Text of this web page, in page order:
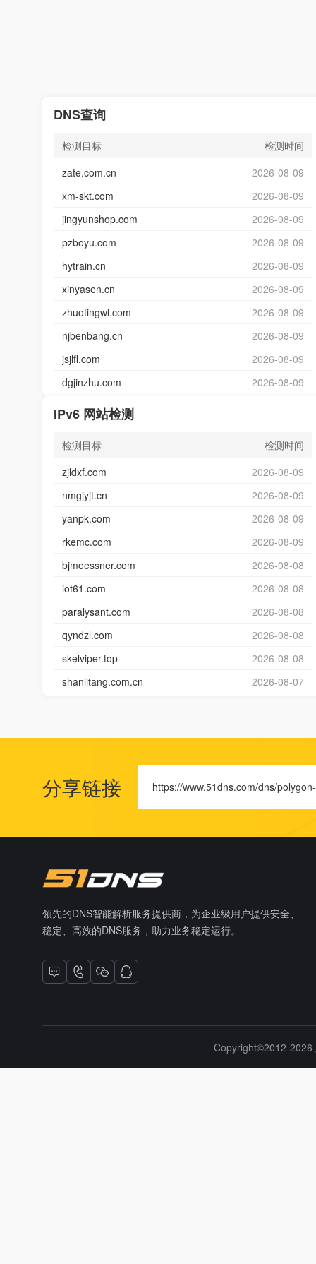
DNS查询
检测目标
检测时间
zate.com.cn
2026-08-09
xm-skt.com
2026-08-09
jingyunshop.com
2026-08-09
pzboyu.com
2026-08-09
hytrain.cn
2026-08-09
xinyasen.cn
2026-08-09
zhuotingwl.com
2026-08-09
njbenbang.cn
2026-08-09
jsjlfl.com
2026-08-09
dgjinzhu.com
2026-08-09
IPv6 网站检测
检测目标
检测时间
zjldxf.com
2026-08-09
nmgjyjt.cn
2026-08-09
yanpk.com
2026-08-09
rkemc.com
2026-08-09
bjmoessner.com
2026-08-08
iot61.com
2026-08-08
paralysant.com
2026-08-08
qyndzl.com
2026-08-08
skelviper.top
2026-08-08
shanlitang.com.cn
2026-08-07
分享链接 https://www.51dns.com/dns/
领先的DNS智能解析服务提供商，为企业级用户提供安全、
稳定、高效的DNS服务，助力业务稳定运行。
Copyright©2012-2026